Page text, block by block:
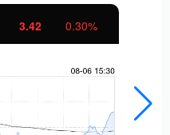
3.42 0.30%